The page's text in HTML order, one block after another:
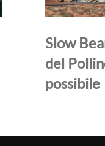
Slow
del
possibile